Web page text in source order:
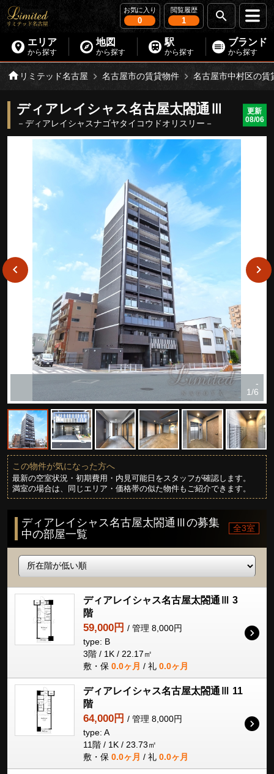
お気に入り
0
閲覧履歴
1
エリア
から探す
地図
から探す
駅
から探す
ブランド
から探す
リミテッド名古屋 名古屋市の賃貸物件 名古屋市中村区の賃
ディアレイシャス名古屋太閤通Ⅲ
－ディアレイシャスナゴヤタイコウドオリスリー－
更新
08/06
-
1/6
この物件が気になった方へ
最新の空室状況・初期費用・内見可能日をスタッフが確認します。
満室の場合は、同じエリア・価格帯の似た物件もご紹介できます。
ディアレイシャス名古屋太閤通Ⅲの募集
中の部屋一覧
全3室
ディアレイシャス名古屋太閤通Ⅲ 3
階
59,000円 / 管理 8,000円
type: B
3階 / 1K / 22.17㎡
敷・保 0.0ヶ月 / 礼 0.0ヶ月
ディアレイシャス名古屋太閤通Ⅲ 11
階
64,000円 / 管理 8,000円
type: A
11階 / 1K / 23.73㎡
敷・保 0.0ヶ月 / 礼 0.0ヶ月